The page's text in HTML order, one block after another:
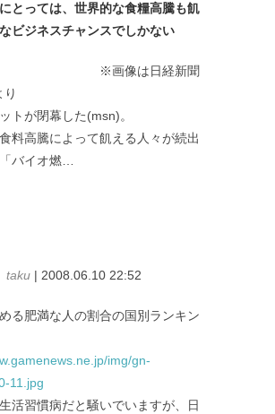
とっては、世界的な食糧高騰も飢
ビジネスチャンスでしかない
像は日経新聞
トが閉幕した(msn)。
料高騰によって飢える人々が続出
バイオ燃…
taku | 2008.06.10 22:52
る肥満な人の割合の国別ランキン
img/gn-
11.jpg
活習慣病だと騒いでいますが、日